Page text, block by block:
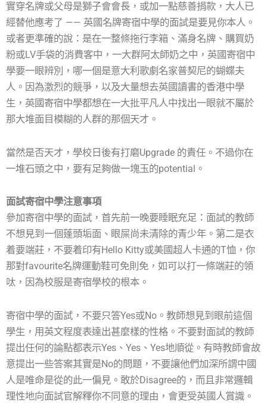
實穿名牌或父母是獅子會會長，或加一點慈善捐款，大人已
經替他應考了 —— 英國名牌寄宿中學的面試是要見你本人。
或者更準確的說：是在一整條拖行李箱、滿身名牌、購買奶
粉或LV手袋的消費客中，一大群阿太師奶之中，英國寄宿中
學要一眼辨別，哪一個是意大利歌劇名家普契尼的蝴蝶夫
人。因為激烈的競爭，以及大量想去英國讀書的香港中學
生，英國寄宿中學都想在一大批平凡人中找出一眼就不屬於
那大堆面目模糊的人群的那個天才。
當然是否天才，學校日後有打磨Upgrade 的責任。不過你在
一堆石頭之中，要有足夠做一塊玉的potential。
面試寄宿中學注意事項
參加寄宿中學的面試，首先前一晚要睡眠充足：面試的教師
不想見到一個蓬頭垢面、眼屎尚未清除的青少年。第二是衣
着要端莊，不要着印有Hello Kitty或美國超人卡通的T恤，你
那對favourite名牌運動鞋可免則免，如可以打一條端莊的領
呔，因為校服是寄宿學校的根本。
寄宿中學的面試，不要只答Yes或No。教師想見到眼前這個
學生，用英文程度表達出甚麼樣的性格。不要對面試的教師
提出任何的論點都表示Yes、Yes、Yes地順從。有時教師會故
意提出一些答案其實是No的問題，不要讓他們加深所謂中國
人是唯命是從的此一偏見。敢於Disagree的，而且非常邏輯
理性地向面試官解釋你不同意的理由，會更受英國人賞識。